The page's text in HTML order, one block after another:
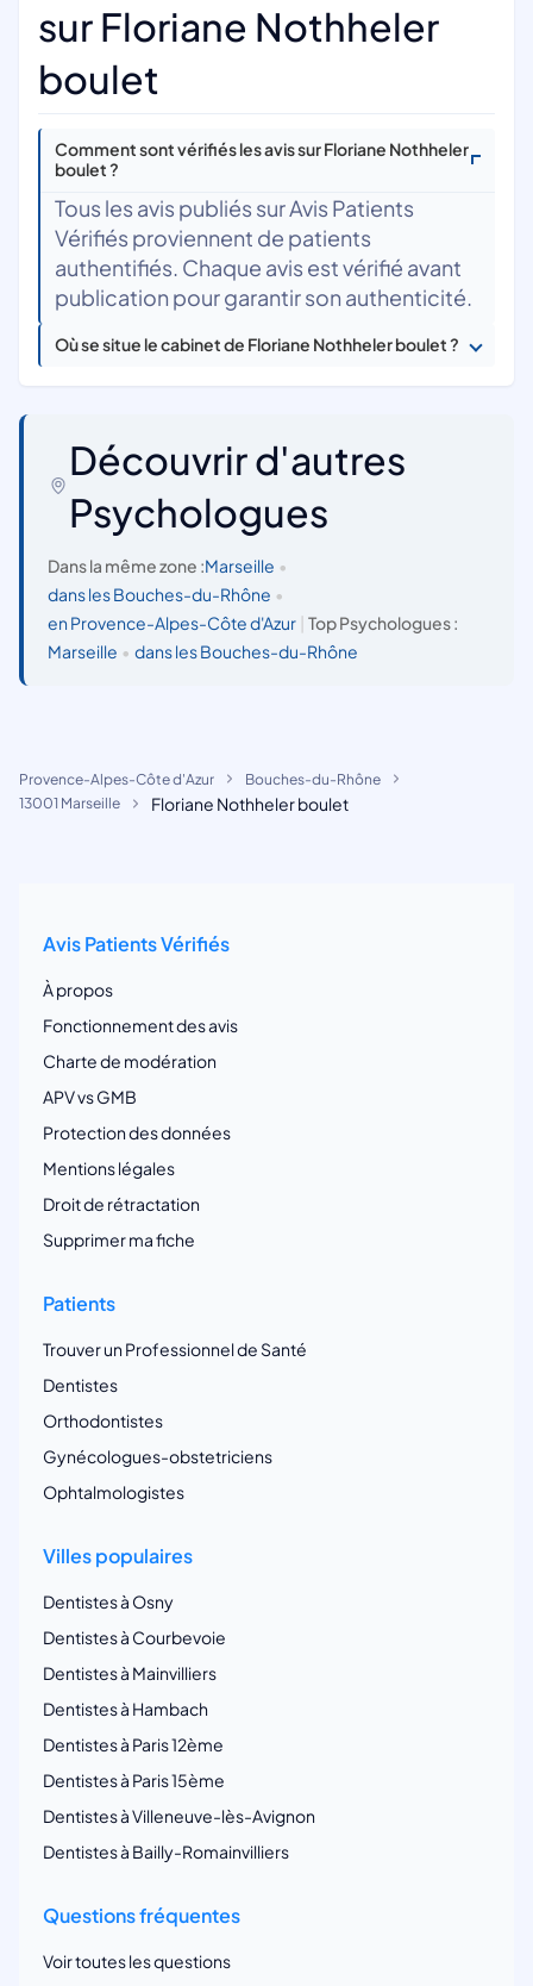
sur Floriane Nothheler
boulet
Comment sont vérifiés les avis sur Floriane Nothheler
boulet ?
Tous les avis publiés sur Avis Patients
Vérifiés proviennent de patients
authentifiés. Chaque avis est vérifié avant
publication pour garantir son authenticité.
Où se situe le cabinet de Floriane Nothheler boulet ?
Découvrir d'autres
Psychologues
Dans la même zone :Marseille •
dans les Bouches-du-Rhône •
en Provence-Alpes-Côte d'Azur
Top Psychologues :
Marseille • dans les Bouches-du-Rhône
Provence-Alpes-Côte d'Azur
Bouches-du-Rhône
13001 Marseille
Floriane Nothheler boulet
Avis Patients Vérifiés
À propos
Fonctionnement des avis
Charte de modération
APV vs GMB
Protection des données
Mentions légales
Droit de rétractation
Supprimer ma fiche
Patients
Trouver un Professionnel de Santé
Dentistes
Orthodontistes
Gynécologues-obstetriciens
Ophtalmologistes
Villes populaires
Dentistes à Osny
Dentistes à Courbevoie
Dentistes à Mainvilliers
Dentistes à Hambach
Dentistes à Paris 12ème
Dentistes à Paris 15ème
Dentistes à Villeneuve-lès-Avignon
Dentistes à Bailly-Romainvilliers
Questions fréquentes
Voir toutes les questions